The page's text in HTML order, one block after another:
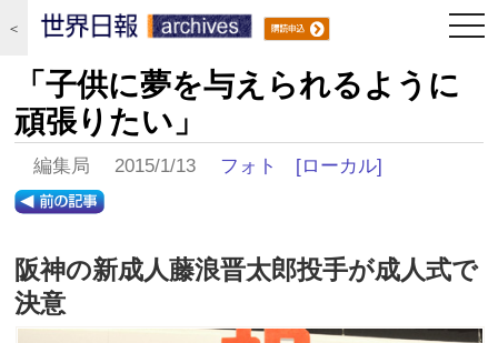
＜
「子供に夢を与えられるように
頑張りたい」
編集局 2015/1/13 フォト [ローカル]
阪神の新成人藤浪晋太郎投手が成人式で
決意